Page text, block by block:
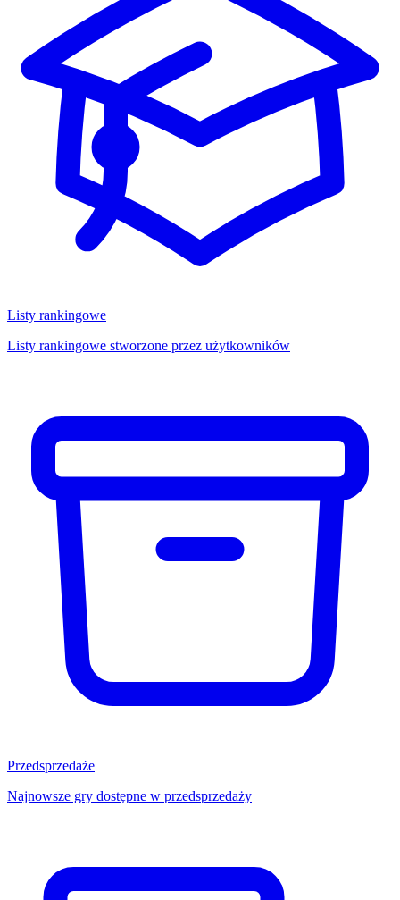
Listy rankingowe
Listy rankingowe stworzone przez użytkowników
Przedsprzedaże
Najnowsze gry dostępne w przedsprzedaży